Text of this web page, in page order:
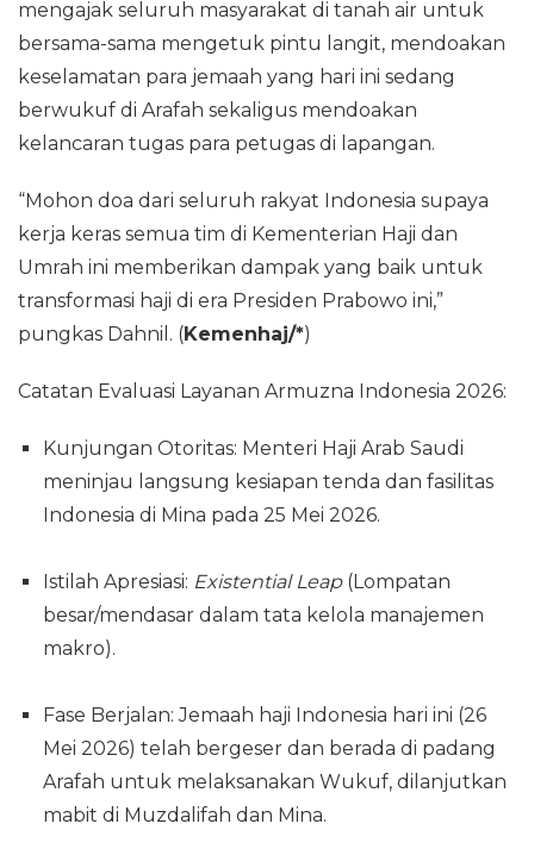
mengajak seluruh masyarakat di tanah air untuk
bersama-sama mengetuk pintu langit, mendoakan
keselamatan para jemaah yang hari ini sedang
berwukuf di Arafah sekaligus mendoakan
kelancaran tugas para petugas di lapangan.
“Mohon doa dari seluruh rakyat Indonesia supaya
kerja keras semua tim di Kementerian Haji dan
Umrah ini memberikan dampak yang baik untuk
transformasi haji di era Presiden Prabowo ini,”
pungkas Dahnil. (Kemenhaj/*)
Catatan Evaluasi Layanan Armuzna Indonesia 2026:
Kunjungan Otoritas: Menteri Haji Arab Saudi
meninjau langsung kesiapan tenda dan fasilitas
Indonesia di Mina pada 25 Mei 2026.
Istilah Apresiasi: Existential Leap(Lompatan
besar/mendasar dalam tata kelola manajemen
makro).
Fase Berjalan: Jemaah haji Indonesia hari ini (26
Mei 2026) telah bergeser dan berada di padang
Arafah untuk melaksanakan Wukuf, dilanjutkan
mabit di Muzdalifah dan Mina.